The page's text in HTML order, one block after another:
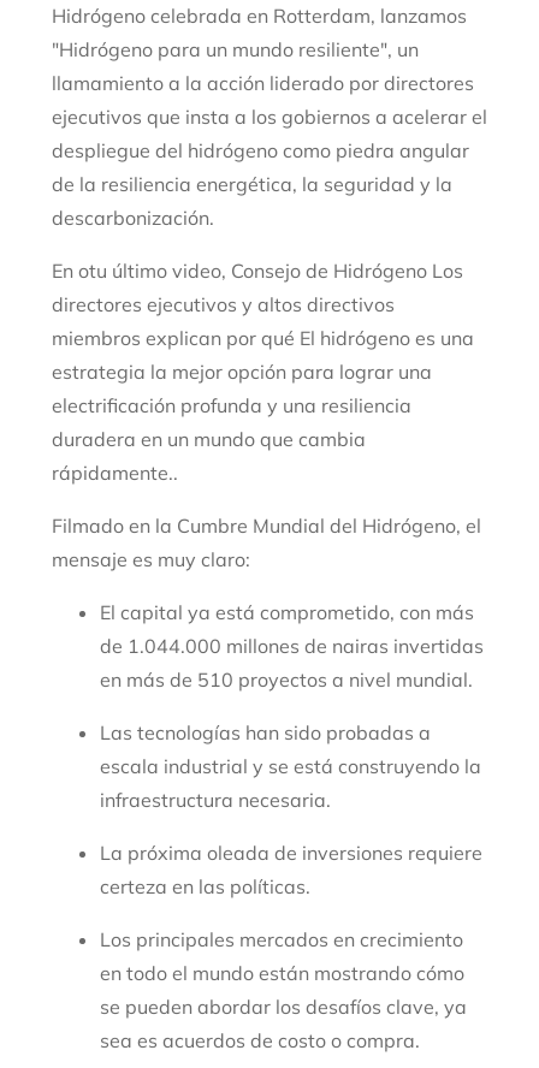
Hidrógeno celebrada en Rotterdam, lanzamos
"Hidrógeno para un mundo resiliente", un
llamamiento a la acción liderado por directores
ejecutivos que insta a los gobiernos a acelerar el
despliegue del hidrógeno como piedra angular
de la resiliencia energética, la seguridad y la
descarbonización.
En otu último video, Consejo de Hidrógeno Los
directores ejecutivos y altos directivos
miembros explican por qué El hidrógeno es una
estrategia la mejor opción para lograr una
electrificación profunda y una resiliencia
duradera en un mundo que cambia
rápidamente..
Filmado en la Cumbre Mundial del Hidrógeno, el
mensaje es muy claro:
El capital ya está comprometido, con más
de 1.044.000 millones de nairas invertidas
en más de 510 proyectos a nivel mundial.
Las tecnologías han sido probadas a
escala industrial y se está construyendo la
infraestructura necesaria.
La próxima oleada de inversiones requiere
certeza en las políticas.
Los principales mercados en crecimiento
en todo el mundo están mostrando cómo
se pueden abordar los desafíos clave, ya
sea es acuerdos de costo o compra.